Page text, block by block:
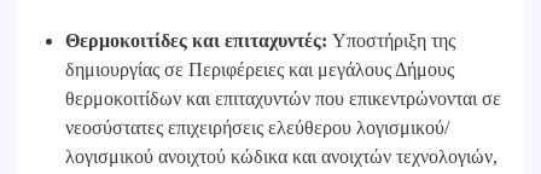
Θερμοκοιτίδες και επιταχυντές: Υποστήριξη της
δημιουργίας σε Περιφέρειες και μεγάλους Δήμους
θερμοκοιτίδων και επιταχυντών που επικεντρώνονται σε
νεοσύστατες επιχειρήσεις ελεύθερου λογισμικού/
λογισμικού ανοιχτού κώδικα και ανοιχτών τεχνολογιών,